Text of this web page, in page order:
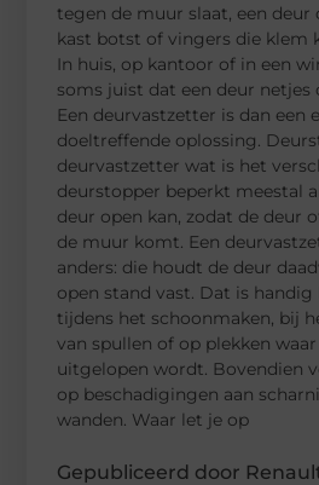
tegen de muur slaat, een deur
kast botst of vingers die klem
In huis, op kantoor of in een
soms juist dat een deur netjes
Een deurvastzetter is dan een
doeltreffende oplossing.
deurvastzetter wat is het
deurstopper beperkt meestal
deur open kan, zodat de deur
de muur komt. Een
anders: die houdt de deur
open stand vast. Dat is
tijdens het schoonmaken, bij
van spullen of op plekken
uitgelopen wordt. Bovendien
op beschadigingen aan
wanden. Waar let je op
Gepubliceerd door